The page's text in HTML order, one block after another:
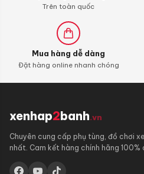
Trên toàn quốc
Mua hàng dễ dàng
Đặt hàng online nhanh chóng
xenhap2banh.vn
Chuyên cung cấp phụ tùng, đồ chơi
nhất. Cam kết hàng chính hãng 100%